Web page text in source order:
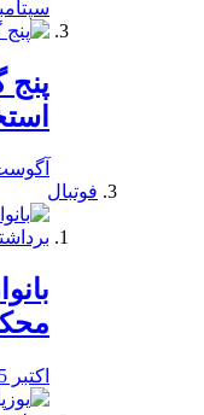
سپتامبر 26,
پنج
آگوست 22,
فوتبال
اکتبر 15, 2019